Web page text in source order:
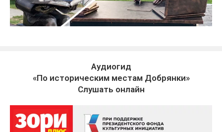
Аудиогид
«По историческим местам Добрянки»
Слушать онлайн